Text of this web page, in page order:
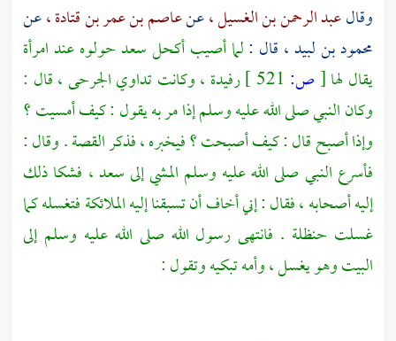
وقالعبد الرحمن بن الغسيل ،عنعاصم بن عمر بن قتادة ،عن
محمود بن لبيد ، قال :لما أصيب أكحلسعدحولوه عند امرأة
يقال لها[ص: رفيدة ،وكانت تداوي الجرحى ، قال :
وكان النبي صلى الله عليه وسلم إذا مر به يقول : كيف أمسيت ؟
وإذا أصبح قال : كيف أصبحت ؟ فيخبره ، فذكر القصة . وقال :
فأسرع النبي صلى الله عليه وسلم المشي إلىسعد ، فشكا ذلك
إليه أصحابه ، فقال : إني أخاف أن تسبقنا إليه الملائكة فتغسله كما
غسلت حنظلة . فانتهى رسول الله صلى الله عليه وسلم إلى
البيت وهو يغسل ، وأمه تبكيه وتقول :